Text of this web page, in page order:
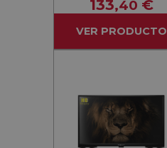
133,40 €
VER PRODUCTO